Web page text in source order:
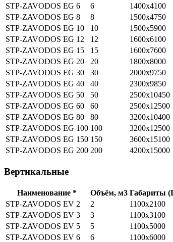
STP-ZAVODOS EG 6
6
1400x4100
STP-ZAVODOS EG 8
8
1500x4750
STP-ZAVODOS EG 10
10
1500х5900
STP-ZAVODOS EG 12
12
1600х6100
STP-ZAVODOS EG 15
15
1600х7600
STP-ZAVODOS EG 20
20
1800х8000
STP-ZAVODOS EG 30
30
2000х9750
STP-ZAVODOS EG 40
40
2300х9850
STP-ZAVODOS EG 50
50
2500х10450
STP-ZAVODOS EG 60
60
2500х12500
STP-ZAVODOS EG 80
80
3200х10400
STP-ZAVODOS EG 100 100
3200х12500
STP-ZAVODOS EG 150 150
3600х15100
STP-ZAVODOS EG 200 200 4200х15000
Вертикальные
Наименование * Объём, м3 Габариты
STP-ZAVODOS EV 2
2
1100х2100
STP-ZAVODOS EV 3
3
1100x3100
STP-ZAVODOS EV 5
5
1100х5000
STP-ZAVODOS EV 6
6
1100х6000